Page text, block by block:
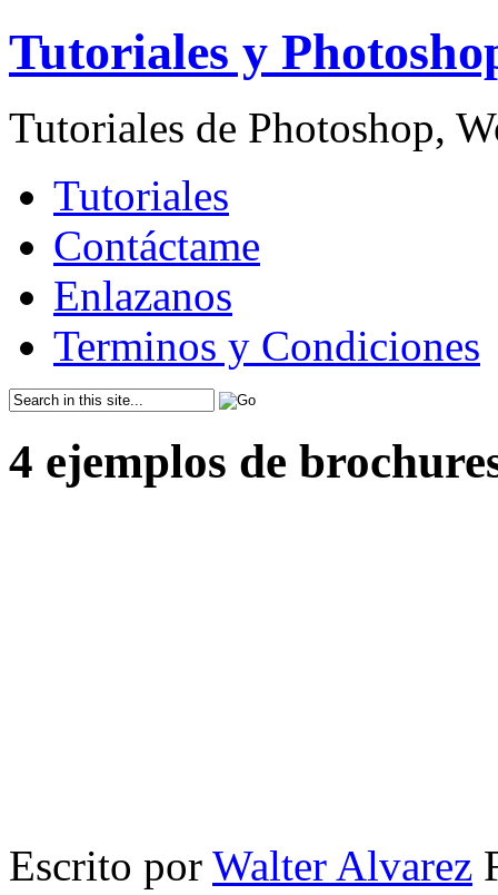
Tutoriales y
Tutoriales de Photoshop,
Tutoriales
Contáctame
Enlazanos
Terminos y Condiciones
4 ejemplos de
Escrito por Walter Alvarez